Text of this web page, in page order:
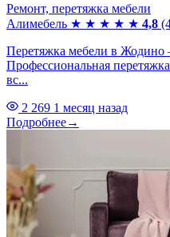
Ремонт, перетяжка мебели
Алимебель ★ ★ ★ ★ ★ 4,8
Перетяжка мебели в
Профессиональная
вс...
2 269 1 месяц назад
Подробнее→